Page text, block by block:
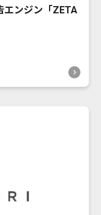
エンジン「ZETA